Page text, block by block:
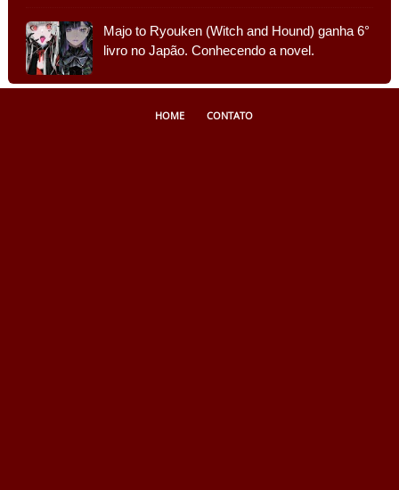
Majo to Ryouken (Witch and Hound) ganha 6°
livro no Japão. Conhecendo a novel.
HOME CONTATO